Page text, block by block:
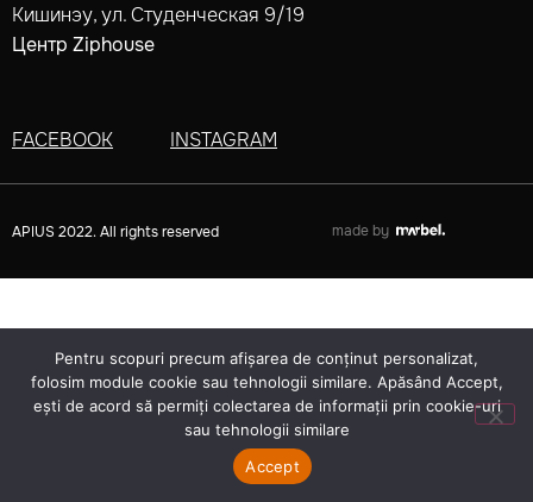
Кишинэу, ул. Студенческая 9/19
Центр Ziphouse
FACEBOOK INSTAGRAM
APIUS 2022. All rights reserved made by
Pentru scopuri precum afișarea de conținut personalizat,
folosim module cookie sau tehnologii similare. Apăsând Accept,
ești de acord să permiți colectarea de informații prin cookie-uri
sau tehnologii similare
Accept